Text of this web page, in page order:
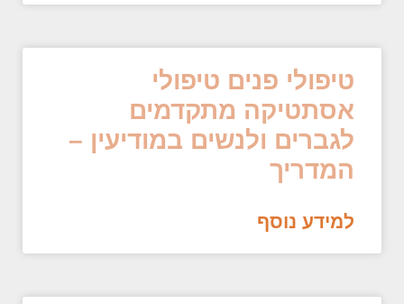
טיפולי פנים טיפולי
אסתטיקה מתקדמים
לגברים ולנשים במודיעין –
המדריך
למידע נוסף